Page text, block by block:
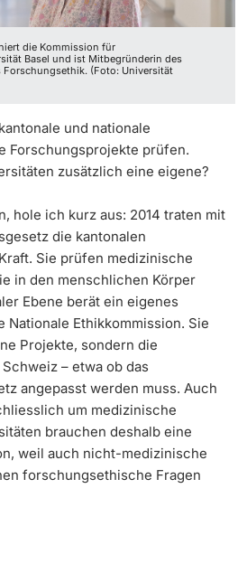
die Kommission für
Basel und ist Mitbegründerin des
Forschungsethik. (Foto: Universität
und nationale
Forschungsprojekte prüfen.
zusätzlich eine eigene?
hole ich kurz aus: 2014 traten mit
die kantonalen
Sie prüfen medizinische
in den menschlichen Körper
Ebene berät ein eigenes
Nationale Ethikkommission. Sie
Projekte, sondern die
– etwa ob das
angepasst werden muss. Auch
um medizinische
brauchen deshalb eine
weil auch nicht-medizinische
forschungsethische Fragen